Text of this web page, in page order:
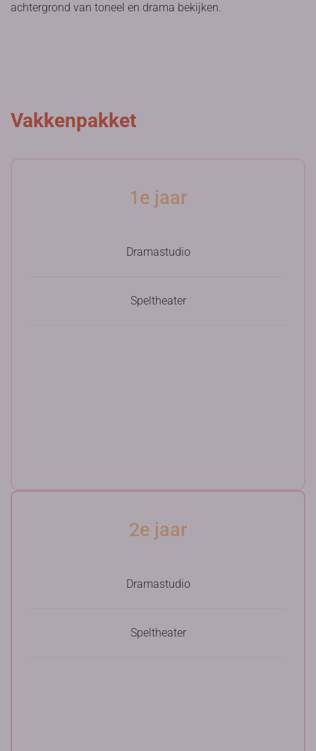
achtergrond van toneel en drama bekijken.
Vakkenpakket
1e jaar
Dramastudio
Speltheater
2e jaar
Dramastudio
Speltheater